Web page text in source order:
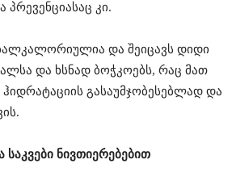
კი.
და შეიცავს დიდი
და ხსნად ბოჭკოებს, რაც მათ
გასაუმჯობესებლად და
ნივთიერებებით